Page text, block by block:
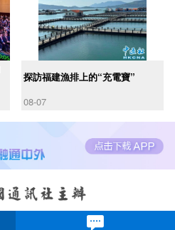
探訪福建漁排上的“充電寶”
08-07